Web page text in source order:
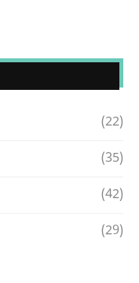
(22)
(35)
(42)
(29)